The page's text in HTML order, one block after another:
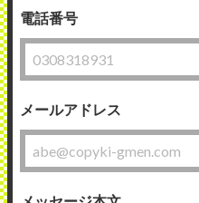
電話番号
メールアドレス